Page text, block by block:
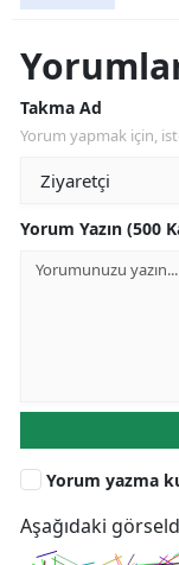
Takma Ad
Yorum yapmak için,
Yorum Yazın (500
Yorum yazma
Aşağıdaki